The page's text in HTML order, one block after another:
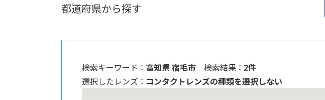
都道府県から探す
検索キーワード ： 高知県 宿毛市 検索結果 ： 2件
選択したレンズ ： コンタクトレンズの種類を選択しない